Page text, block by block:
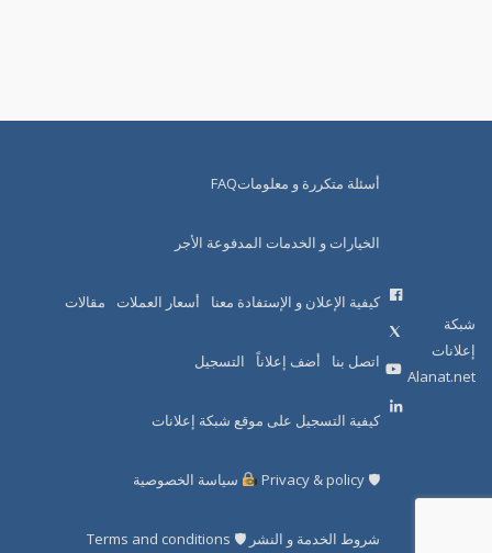
شبكة
إعلانات
Alanat.net
أسئلة متكررة و معلوماتFAQ
الخيارات و الخدمات المدفوعة الأجر
كيفية الإعلان و الإستفادة معنا أسعار العملات مقالات
اتصل بنا أضف إعلاناً التسجيل
كيفية التسجيل على موقع شبكة إعلانات
🛡 Privacy & policy سياسة الخصوصية
شروط الخدمة و النشر 🛡 Terms and conditions